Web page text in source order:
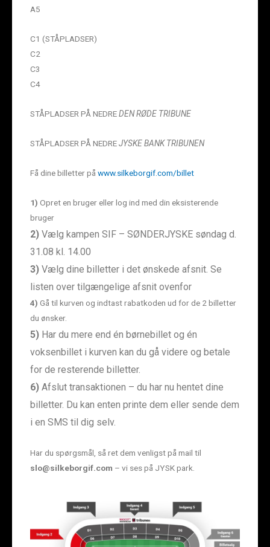
A5
C1 (STÅPLADSER)
C2
C3
C4
STÅPLADSER PÅ NEDREDEN RØDE TRIBUNE
STÅPLADSER PÅ NEDREJYSKE BANK TRIBUNEN
Få dine billetter på www.silkeborgif.com/billet
1) Opret en bruger eller log ind med din eksisterende
bruger
2) Vælg kampen SIF – SØNDERJYSKE søndag d.
31.08 kl. 14.00
3) Vælg dine billetter i det ønskede afsnit. Se
listen over tilgængelige afsnit ovenfor
4) Gå til kurven og indtast rabatkoden ud for de 2 billetter
du ønsker.
5) Har du mere end én børnebillet og én
voksenbillet i kurven kan du gå videre og betale
for de resterende billetter.
6) Afslut transaktionen – du har nu hentet dine
billetter. Du kan enten printe dem eller sende dem
i en SMS til dig selv.
Har du spørgsmål, så ret dem venligst på mail til
slo@silkeborgif.com – vi ses på JYSK park.